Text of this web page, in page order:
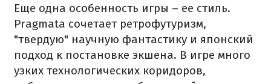
Еще одна особенность игры – ее стиль.
Pragmata сочетает ретрофутуризм,
"твердую" научную фантастику и японский
подход к постановке экшена. В игре много
узких технологических коридоров,